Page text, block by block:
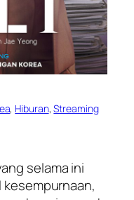
, Hiburan, Streaming
selama ini